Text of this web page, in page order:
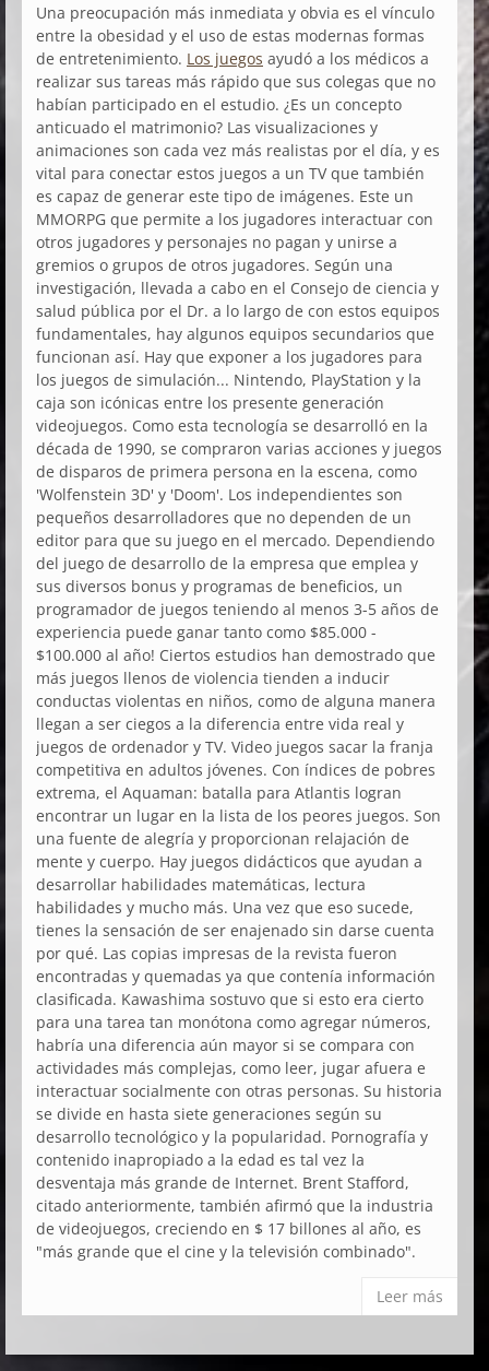
Una preocupación más inmediata y obvia es el vínculo
entre la obesidad y el uso de estas modernas formas
de entretenimiento. Los juegos ayudó a los médicos a
realizar sus tareas más rápido que sus colegas que no
habían participado en el estudio. ¿Es un concepto
anticuado el matrimonio? Las visualizaciones y
animaciones son cada vez más realistas por el día, y es
vital para conectar estos juegos a un TV que también
es capaz de generar este tipo de imágenes. Este un
MMORPG que permite a los jugadores interactuar con
otros jugadores y personajes no pagan y unirse a
gremios o grupos de otros jugadores. Según una
investigación, llevada a cabo en el Consejo de ciencia y
salud pública por el Dr. a lo largo de con estos equipos
fundamentales, hay algunos equipos secundarios que
funcionan así. Hay que exponer a los jugadores para
los juegos de simulación... Nintendo, PlayStation y la
caja son icónicas entre los presente generación
videojuegos. Como esta tecnología se desarrolló en la
década de 1990, se compraron varias acciones y juegos
de disparos de primera persona en la escena, como
'Wolfenstein 3D' y 'Doom'. Los independientes son
pequeños desarrolladores que no dependen de un
editor para que su juego en el mercado. Dependiendo
del juego de desarrollo de la empresa que emplea y
sus diversos bonus y programas de beneficios, un
programador de juegos teniendo al menos 3-5 años de
experiencia puede ganar tanto como $85.000 -
$100.000 al año! Ciertos estudios han demostrado que
más juegos llenos de violencia tienden a inducir
conductas violentas en niños, como de alguna manera
llegan a ser ciegos a la diferencia entre vida real y
juegos de ordenador y TV. Video juegos sacar la franja
competitiva en adultos jóvenes. Con índices de pobres
extrema, el Aquaman: batalla para Atlantis logran
encontrar un lugar en la lista de los peores juegos. Son
una fuente de alegría y proporcionan relajación de
mente y cuerpo. Hay juegos didácticos que ayudan a
desarrollar habilidades matemáticas, lectura
habilidades y mucho más. Una vez que eso sucede,
tienes la sensación de ser enajenado sin darse cuenta
por qué. Las copias impresas de la revista fueron
encontradas y quemadas ya que contenía información
clasificada. Kawashima sostuvo que si esto era cierto
para una tarea tan monótona como agregar números,
habría una diferencia aún mayor si se compara con
actividades más complejas, como leer, jugar afuera e
interactuar socialmente con otras personas. Su historia
se divide en hasta siete generaciones según su
desarrollo tecnológico y la popularidad. Pornografía y
contenido inapropiado a la edad es tal vez la
desventaja más grande de Internet. Brent Stafford,
citado anteriormente, también afirmó que la industria
de videojuegos, creciendo en $ 17 billones al año, es
"más grande que el cine y la televisión combinado".
Leer más